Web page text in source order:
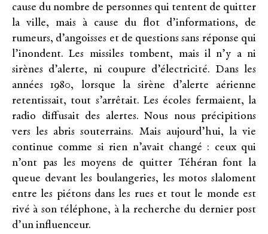
cause du nombre de personnes qui tentent de quitter
la ville, mais à cause du flot d’informations, de
rumeurs, d’angoisses et de questions sans réponse qui
l’inondent. Les missiles tombent, mais il n’y a ni
sirènes d’alerte, ni coupure d’électricité. Dans les
années 1980, lorsque la sirène d’alerte aérienne
retentissait, tout s’arrêtait. Les écoles fermaient, la
radio diffusait des alertes. Nous nous précipitions
vers les abris souterrains. Mais aujourd’hui, la vie
continue comme si rien n’avait changé : ceux qui
n’ont pas les moyens de quitter Téhéran font la
queue devant les boulangeries, les motos slaloment
entre les piétons dans les rues et tout le monde est
rivé à son téléphone, à la recherche du dernier post
d’un influenceur.